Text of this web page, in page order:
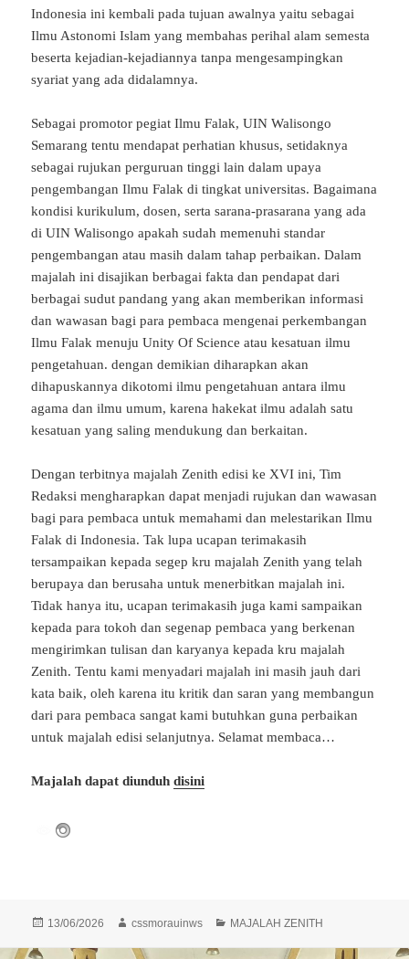
Indonesia ini kembali pada tujuan awalnya yaitu sebagai
Ilmu Astonomi Islam yang membahas perihal alam semesta
beserta kejadian-kejadiannya tanpa mengesampingkan
syariat yang ada didalamnya.
Sebagai promotor pegiat Ilmu Falak, UIN Walisongo
Semarang tentu mendapat perhatian khusus, setidaknya
sebagai rujukan perguruan tinggi lain dalam upaya
pengembangan Ilmu Falak di tingkat universitas. Bagaimana
kondisi kurikulum, dosen, serta sarana-prasarana yang ada
di UIN Walisongo apakah sudah memenuhi standar
pengembangan atau masih dalam tahap perbaikan. Dalam
majalah ini disajikan berbagai fakta dan pendapat dari
berbagai sudut pandang yang akan memberikan informasi
dan wawasan bagi para pembaca mengenai perkembangan
Ilmu Falak menuju Unity Of Science atau kesatuan ilmu
pengetahuan. dengan demikian diharapkan akan
dihapuskannya dikotomi ilmu pengetahuan antara ilmu
agama dan ilmu umum, karena hakekat ilmu adalah satu
kesatuan yang saling mendukung dan berkaitan.
Dengan terbitnya majalah Zenith edisi ke XVI ini, Tim
Redaksi mengharapkan dapat menjadi rujukan dan wawasan
bagi para pembaca untuk memahami dan melestarikan Ilmu
Falak di Indonesia. Tak lupa ucapan terimakasih
tersampaikan kepada segep kru majalah Zenith yang telah
berupaya dan berusaha untuk menerbitkan majalah ini.
Tidak hanya itu, ucapan terimakasih juga kami sampaikan
kepada para tokoh dan segenap pembaca yang berkenan
mengirimkan tulisan dan karyanya kepada kru majalah
Zenith. Tentu kami menyadari majalah ini masih jauh dari
kata baik, oleh karena itu kritik dan saran yang membangun
dari para pembaca sangat kami butuhkan guna perbaikan
untuk majalah edisi selanjutnya. Selamat membaca…
Majalah dapat diunduhdisini
Diposkan
13/06/2026 Penulis
cssmorauinws Kategori
MAJALAH ZENITH